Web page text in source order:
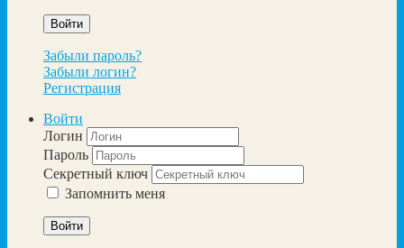
Войти
Забыли пароль?
Забыли логин?
Регистрация
Войти
Логин
Пароль
Секретный ключ
Запомнить меня
Войти